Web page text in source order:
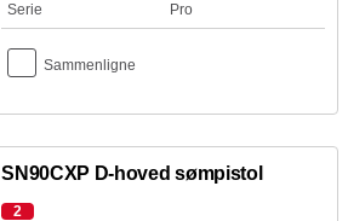
Serie Pro
Sammenligne
SN90CXP D-hoved sømpistol
2